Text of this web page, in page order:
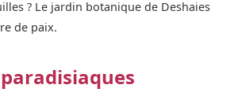
? Le jardin botanique de Deshaies
de paix.